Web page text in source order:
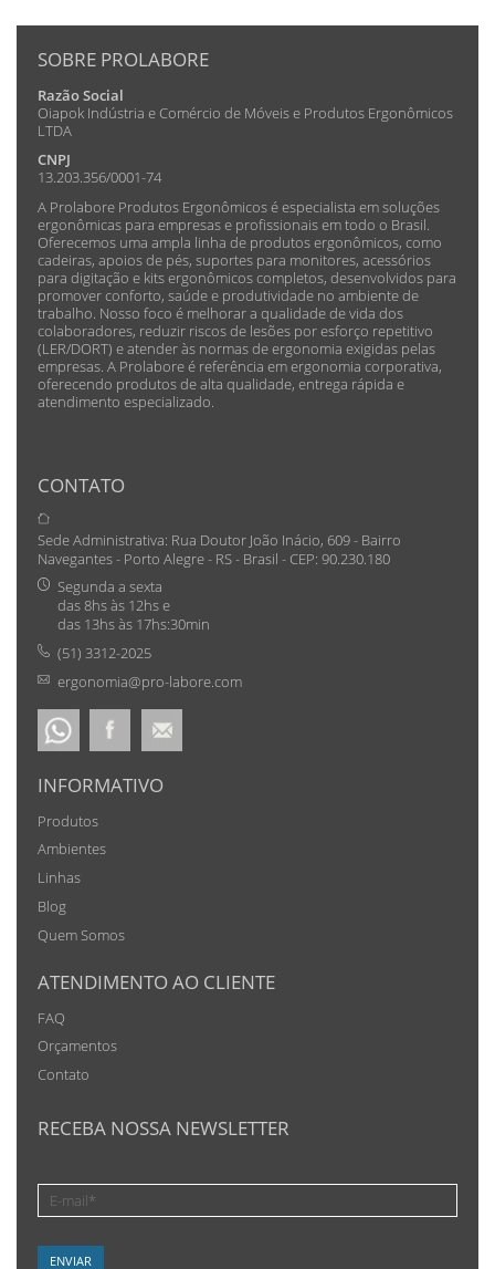
SOBRE PROLABORE
Razão Social
Oiapok Indústria e Comércio de Móveis e Produtos Ergonômicos
LTDA
CNPJ
13.203.356/0001-74
A Prolabore Produtos Ergonômicos é especialista em soluções
ergonômicas para empresas e profissionais em todo o Brasil.
Oferecemos uma ampla linha de produtos ergonômicos, como
cadeiras, apoios de pés, suportes para monitores, acessórios
para digitação e kits ergonômicos completos, desenvolvidos para
promover conforto, saúde e produtividade no ambiente de
trabalho. Nosso foco é melhorar a qualidade de vida dos
colaboradores, reduzir riscos de lesões por esforço repetitivo
(LER/DORT) e atender às normas de ergonomia exigidas pelas
empresas. A Prolabore é referência em ergonomia corporativa,
oferecendo produtos de alta qualidade, entrega rápida e
atendimento especializado.
CONTATO
Sede Administrativa: Rua Doutor João Inácio, 609 - Bairro
Navegantes - Porto Alegre - RS - Brasil - CEP: 90.230.180
Segunda a sexta
das 8hs às 12hs e
das 13hs às 17hs:30min
(51) 3312-2025
ergonomia@pro-labore.com
INFORMATIVO
Produtos
Ambientes
Linhas
Blog
Quem Somos
ATENDIMENTO AO CLIENTE
FAQ
Orçamentos
Contato
RECEBA NOSSA NEWSLETTER